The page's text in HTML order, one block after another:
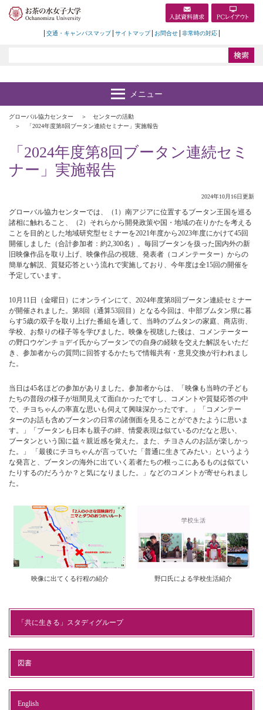
交通・キャンパスマップ サイトマップ お問合せ 非常時の対応
グローバル協力センター
センターの活動
「2024年度第8回ブータン連続セミナー」実施報告
「2024年度第8回ブータン連続セミ
ナー」実施報告
2024年10月16日更新
グローバル協力センターでは、（1）南アジアに位置するブータン王国を巡る
諸相に触れること、（2）それらから開発政策や国・地域の在りかたを考える
ことを目的とした地域研究型セミナーを2021年度から2023年度にかけて45回
開催しました（合計参加者：約2,300名）。毎回ブータンを扱った国内外の新
旧映像作品を取り上げ、映像作品の視聴、発表者（コメンテーター）からの
簡単な解説、質疑応答という流れで実施しており、今年度は全15回の開催を
予定しています。
10月11日（金曜日）にオンラインにて、2024年度第8回ブータン連続セミナー
が開催されました。第8回（通算53回目）となる今回は、中部ブムタン県に暮
らす5歳の双子を取り上げた番組を通して、当時のブムタンの家庭、商店街、
学校、お祭りの様子等を学びました。映像を視聴した後は、コメンテーター
の野口ウゲンチョデイ氏からブータンでの自身の経験を交えた解説をいただ
き、参加者からの質問に回答するかたちで情報共有・意見交換が行われまし
た。
当日は45名ほどの参加がありました。参加者からは、「映像も当時の子ども
たちの普段の様子が垣間見えて面白かったですし、コメントや質疑応答の中
で、チヨちゃんの率直な思いも伺えて興味深かったです。」「コメンテー
ターのお話も含めブータンの日常の諸側面を見ることができたように思いま
す。」「ブータンも日本も親子の絆、情愛表現は似ているのだなと思い、
ブータンという国に益々親近感を覚えた。また、チヨさんのお話が楽しかっ
た。」 「最後にチヨちゃんが言っていた「普通に生きてみたい」というよう
な発言と、ブータンの海外に出ていく若者たちの根っこにあるものは似てい
たりするのだろうか？と気になりました。」などのコメントが寄せられまし
た。
映像に出てくる行程の紹介 野口氏による学校生活紹介
「共に生きる」スタディグループ
図書
English